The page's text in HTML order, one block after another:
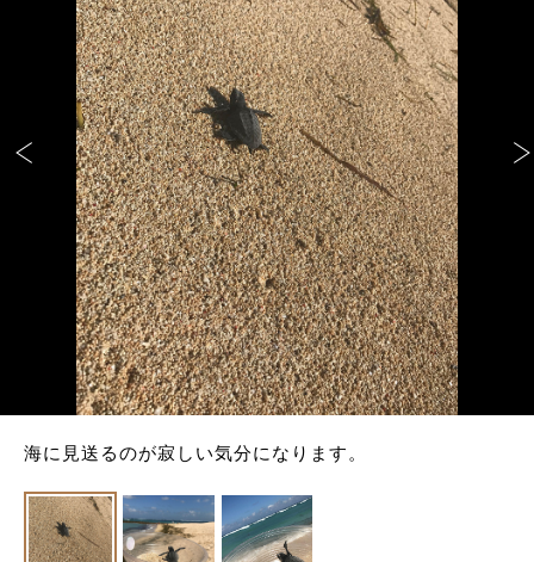
海に見送るのが寂しい気分になります。